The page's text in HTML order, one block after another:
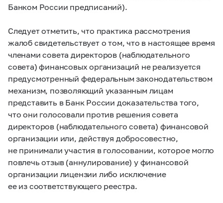
Банком России предписаний).
Следует отметить, что практика рассмотрения
жалоб свидетельствует о том, что в настоящее время
членами совета директоров (наблюдательного
совета) финансовых организаций не реализуется
предусмотренный федеральным законодательством
механизм, позволяющий указанным лицам
представить в Банк России доказательства того,
что они голосовали против решения совета
директоров (наблюдательного совета) финансовой
организации или, действуя добросовестно,
не принимали участия в голосовании, которое могло
повлечь отзыв (аннулирование) у финансовой
организации лицензии либо исключение
ее из соответствующего реестра.